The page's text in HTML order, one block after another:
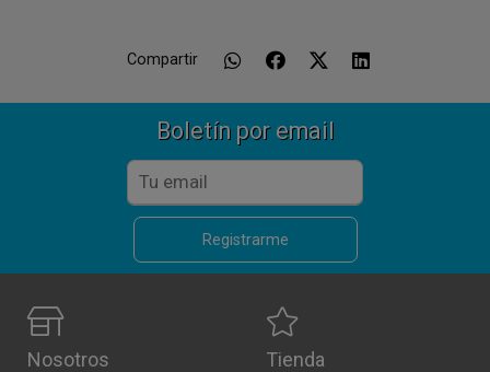
Compartir
Boletín por email
Registrarme
Nosotros Tienda